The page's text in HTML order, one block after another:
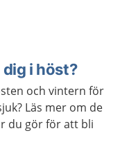
i höst?
och vintern för
Läs mer om de
du gör för att bli